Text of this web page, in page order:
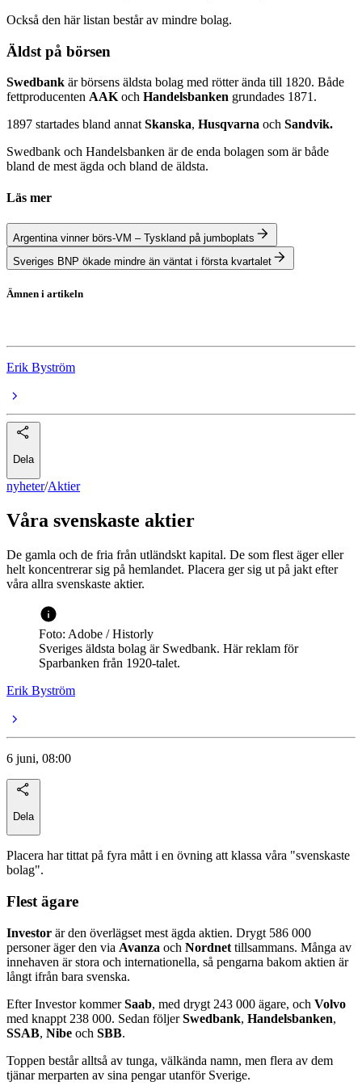
Också den här listan består av mindre bolag.
Äldst på börsen
Swedbank är börsens äldsta bolag med rötter ända till 1820. Både
fettproducenten AAK och Handelsbanken grundades 1871.
1897 startades bland annat Skanska, Husqvarna och Sandvik.
Swedbank och Handelsbanken är de enda bolagen som är både
bland de mest ägda och bland de äldsta.
Läs mer
Argentina vinner börs-VM – Tyskland på jumboplats
Sveriges BNP ökade mindre än väntat i första kvartalet
Ämnen i artikeln
Erik Byström
Dela
nyheter/Aktier
Våra svenskaste aktier
De gamla och de fria från utländskt kapital. De som flest äger eller
helt koncentrerar sig på hemlandet. Placera ger sig ut på jakt efter
våra allra svenskaste aktier.
Foto: Adobe / Historly
Sveriges äldsta bolag är Swedbank. Här reklam för
Sparbanken från 1920-talet.
Erik Byström
6 juni, 08:00
Dela
Placera har tittat på fyra mått i en övning att klassa våra "svenskaste
bolag".
Flest ägare
Investor är den överlägset mest ägda aktien. Drygt 586 000
personer äger den via Avanza och Nordnet tillsammans. Många av
innehaven är stora och internationella, så pengarna bakom aktien är
långt ifrån bara svenska.
Efter Investor kommerSaab, med drygt 243 000 ägare, och Volvo
med knappt 238 000. Sedan följerSwedbank, Handelsbanken,
SSAB, Nibe och SBB.
Toppen består alltså av tunga, välkända namn, men flera av dem
tjänar merparten av sina pengar utanför Sverige.